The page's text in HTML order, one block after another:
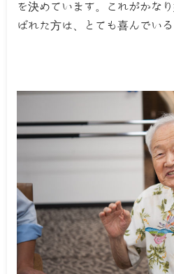
を決めています。これがかな
ばれた方は、とても喜んでいる